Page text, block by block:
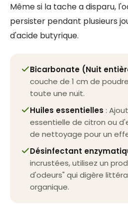
Même si la tache a disparu,
persister pendant plusieurs
d'acide butyrique.
Bicarbonate (Nuit
couche de 1 cm de
toute une nuit.
Huiles essentielles :
essentielle de citron ou
de nettoyage pour un
Désinfectant
incrustées, utilisez un
d'odeurs" qui digère
organique.